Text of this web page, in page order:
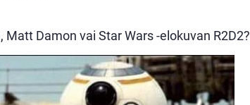
Damon vai Star Wars -elokuvan R2D2?